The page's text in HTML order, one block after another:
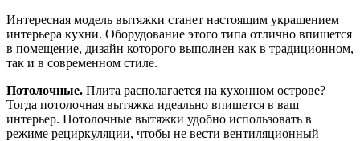
Интересная модель вытяжки станет настоящим украшением
интерьера кухни. Оборудование этого типа отлично впишется
в помещение, дизайн которого выполнен как в традиционном,
так и в современном стиле.
Потолочные. Плита располагается на кухонном острове?
Тогда потолочная вытяжка идеально впишется в ваш
интерьер. Потолочные вытяжки удобно использовать в
режиме рециркуляции, чтобы не вести вентиляционный